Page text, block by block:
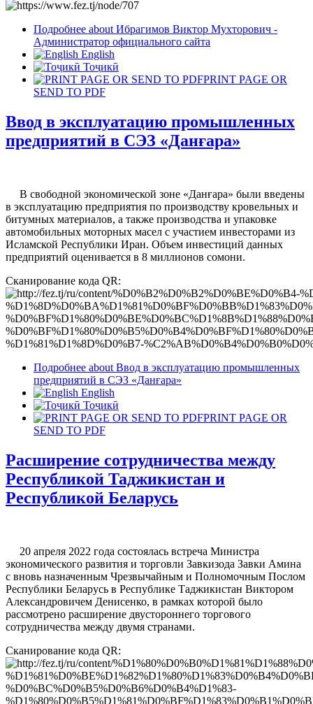
Подробнее about Ибрагимов Виктор Мухторович -
Администратор официального сайта
English
Тоҷикӣ
PRINT PAGE OR
SEND TO PDF
Ввод в эксплуатацию промышленных
предприятий в СЭЗ «Данғара»
В свободной экономической зоне «Данғара» были введены
в эксплуатацию предприятия по производству кровельных и
битумных материалов, а также производства и упаковке
автомобильных моторных масел с участием инвесторами из
Исламской Республики Иран. Объем инвестиций данных
предприятий оценивается в 8 миллионов сомони.
Сканирование кода QR:
Подробнее about Ввод в эксплуатацию промышленных
предприятий в СЭЗ «Данғара»
English
Тоҷикӣ
PRINT PAGE OR
SEND TO PDF
Расширение сотрудничества между
Республикой Таджикистан и
Республикой Беларусь
20 апреля 2022 года состоялась встреча Министра
экономического развития и торговли Завкизода Завки Амина
с вновь назначенным Чрезвычайным и Полномочным Послом
Республики Беларусь в Республике Таджикистан Виктором
Александровичем Денисенко, в рамках которой было
рассмотрено расширение двустороннего торгового
сотрудничества между двумя странами.
Сканирование кода QR: